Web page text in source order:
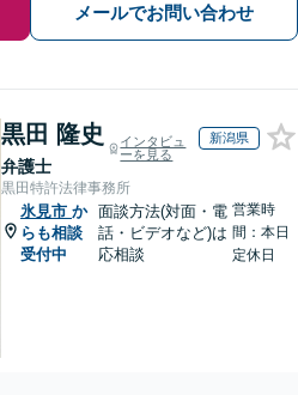
メールでお問い合わせ
黒田 隆史
弁護士
インタビュ
ーを見る
新潟県
黒田特許法律事務所
氷見市 か
らも相談
受付中
面談方法(対面・電
話・ビデオなど)は
応相談
営業時
間：本日
定休日